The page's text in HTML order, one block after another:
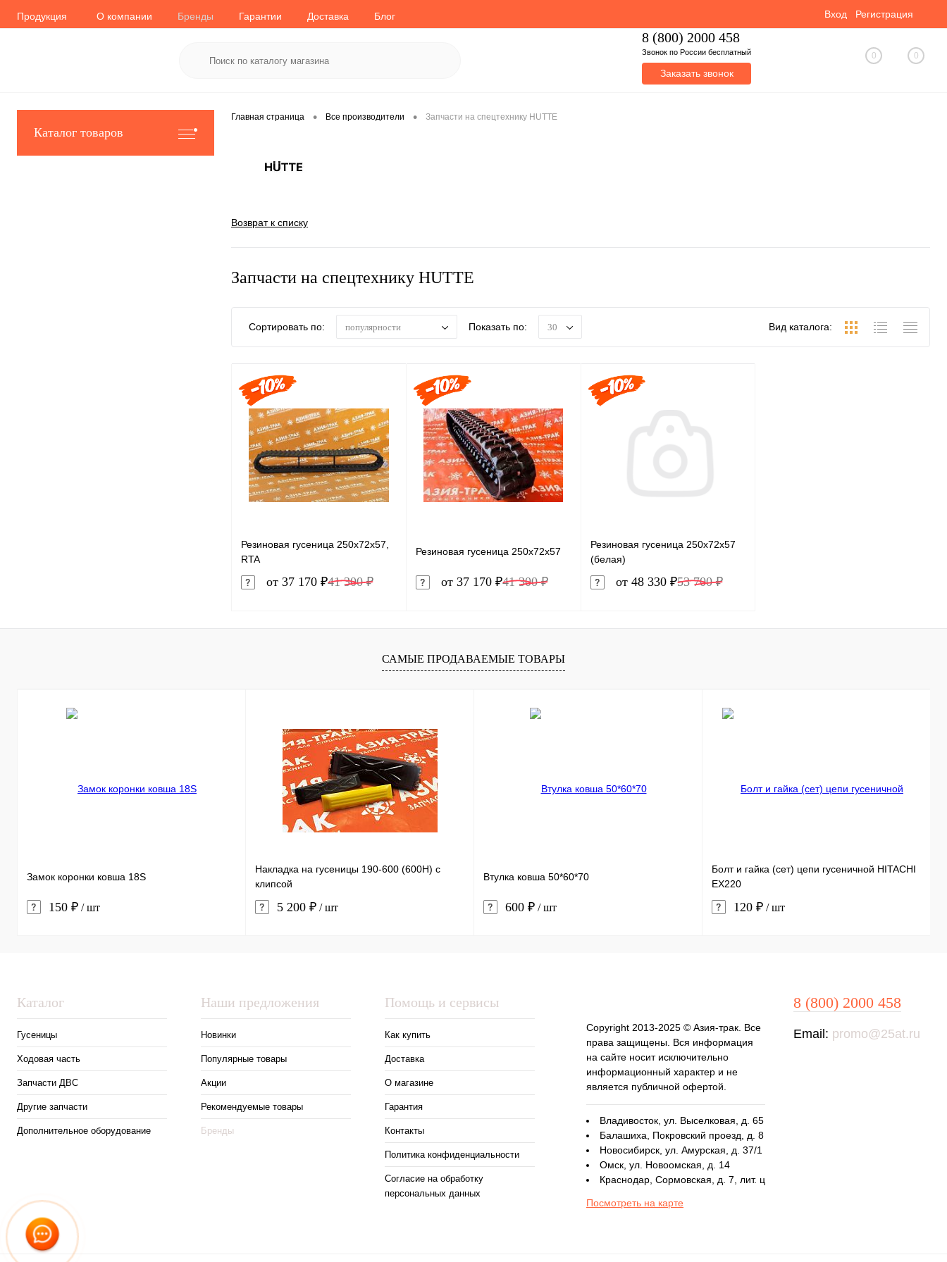
Продукция О компании Бренды Гарантии Доставка Блог Вход Регистрация
8 (800) 2000 458
Звонок по России бесплатный
Заказать звонок
0 0
Каталог товаров
Главная страница • Все производители • Запчасти на спецтехнику HUTTE
Возврат к списку
Запчасти на спецтехнику HUTTE
Сортировать по: популярности Показать по: 30 Вид каталога:
Резиновая гусеница 250x72x57,
RTA
от 37 170 ₽41 300 ₽
В корзину
Сравнение
В избранное В наличии
Резиновая гусеница 250x72x57
от 37 170 ₽41 300 ₽
В корзину
Купить в 1 клик Сравнение
В избранное В наличии
Резиновая гусеница 250x72x57
(белая)
от 48 330 ₽53 700 ₽
В корзину
В избранное В наличии
САМЫЕ ПРОДАВАЕМЫЕ ТОВАРЫ
Замок коронки ковша 18S
150 ₽ / шт
Накладка на гусеницы 190-600 (600H) с
клипсой
5 200 ₽ / шт
Втулка ковша 50*60*70
600 ₽ / шт
Болт и гайка (сет) цепи гусеничной HITACHI
EX220
120 ₽ / шт
Каталог
Гусеницы
Ходовая часть
Запчасти ДВС
Другие запчасти
Дополнительное оборудование
Наши предложения
Новинки
Популярные товары
Акции
Рекомендуемые товары
Бренды
Помощь и сервисы
Как купить
Доставка
О магазине
Гарантия
Контакты
Политика конфиденциальности
Согласие на обработку
персональных данных
Copyright 2013-2025 © Азия-трак. Все
права защищены. Вся информация
на сайте носит исключительно
информационный характер и не
является публичной офертой.
Владивосток, ул. Выселковая, д. 65
Балашиха, Покровский проезд, д. 8
Новосибирск, ул. Амурская, д. 37/1
Омск, ул. Новоомская, д. 14
Краснодар, Сормовская, д. 7, лит. ц
Посмотреть на карте
8 (800) 2000 458
Email: promo@25at.ru